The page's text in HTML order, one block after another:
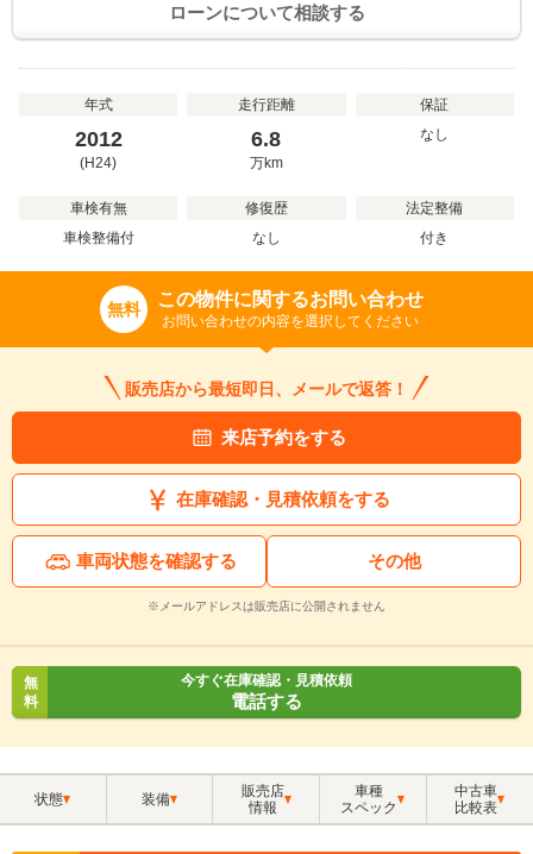
ローンについて相談する
年式
2012
(H24)
走行距離
6.8
万km
保証
なし
車検有無
車検整備付
修復歴
なし
法定整備
付き
無料 この物件に関するお問い合わせ
お問い合わせの内容を選択してください
販売店から最短即日、メールで返答！
来店予約をする
在庫確認・見積依頼をする
車両状態を確認する その他
※メールアドレスは販売店に公開されません
無
料
今すぐ在庫確認・見積依頼
電話する
状態 装備
販売店
情報
車種
スペック
中古車
比較表